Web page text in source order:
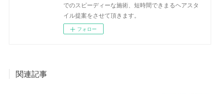
でのスピーディーな施術、短時間できまるヘアスタ
イル提案をさせて頂きます。
フォロー
関連記事